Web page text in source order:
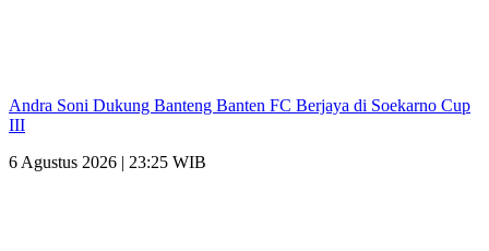
Andra Soni Dukung Banteng Banten FC Berjaya di Soekarno Cup
III
6 Agustus 2026 | 23:25 WIB